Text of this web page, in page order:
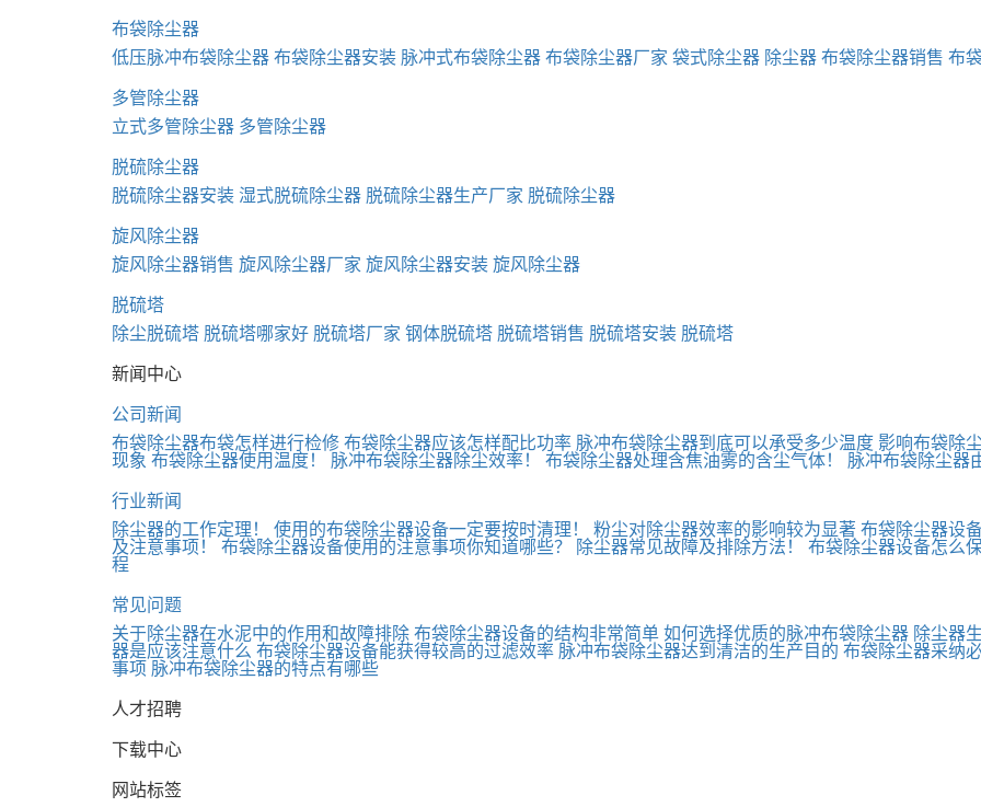
布袋除尘器
低压脉冲布袋除尘器 布袋除尘器安装 脉冲式布袋除尘器 布袋除尘器厂家 袋式除尘器 除尘器 布袋除尘器销售 布
多管除尘器
立式多管除尘器 多管除尘器
脱硫除尘器
脱硫除尘器安装 湿式脱硫除尘器 脱硫除尘器生产厂家 脱硫除尘器
旋风除尘器
旋风除尘器销售 旋风除尘器厂家 旋风除尘器安装 旋风除尘器
脱硫塔
除尘脱硫塔 脱硫塔哪家好 脱硫塔厂家 钢体脱硫塔 脱硫塔销售 脱硫塔安装 脱硫塔
新闻中心
公司新闻
布袋除尘器布袋怎样进行检修 布袋除尘器应该怎样配比功率 脉冲布袋除尘器到底可以承受多少温度 影响布袋除
现象 布袋除尘器使用温度！ 脉冲布袋除尘器除尘效率！ 布袋除尘器处理含焦油雾的含尘气体！ 脉冲布袋除尘器
行业新闻
除尘器的工作定理！
使用的布袋除尘器设备一定要按时清理！ 粉尘对除尘器效率的影响较为显著 布袋除尘器设
及注意事项！
布袋除尘器设备使用的注意事项你知道哪些？ 除尘器常见故障及排除方法！ 布袋除尘器设备怎么
程
常见问题
关于除尘器在水泥中的作用和故障排除 布袋除尘器设备的结构非常简单 如何选择优质的脉冲布袋除尘器 除尘器
器是应该注意什么 布袋除尘器设备能获得较高的过滤效率 脉冲布袋除尘器达到清洁的生产目的 布袋除尘器采纳
事项 脉冲布袋除尘器的特点有哪些
人才招聘
下载中心
网站标签